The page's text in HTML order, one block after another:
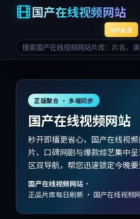
国产在线视频网站
VIP会员
正版聚合 · 多端同步
国产在线视频网站
秒开即播更省心，国产在线视
片、口碑网剧与爆款综艺集中
区双导航，帮您迅速锁定今晚要
国产在线视频网站 ·
正品片库每日刷新 · 国产在线视频